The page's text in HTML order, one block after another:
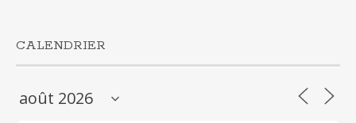
CALENDRIER